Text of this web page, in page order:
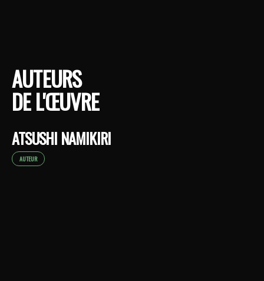
AUTEURS
DE L'ŒUVRE
ATSUSHI NAMIKIRI
AUTEUR